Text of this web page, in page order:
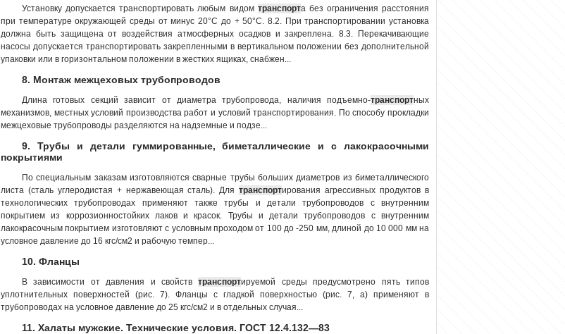
Установку допускается транспортировать любым видом транспорта без ограничения расстояния
при температуре окружающей среды от минус 20°С до + 50°С. 8.2. При транспортировании установка
должна быть защищена от воздействия атмосферных осадков и закреплена. 8.3. Перекачивающие
насосы допускается транспортировать закрепленными в вертикальном положении без дополнительной
упаковки или в горизонтальном положении в жестких ящиках, снабжен...
8. Монтаж межцеховых трубопроводов
Длина готовых секций зависит от диаметра трубопровода, наличия подъемно-транспортных
механизмов, местных условий производства работ и условий транспортирования. По способу прокладки
межцеховые трубопроводы разделяются на надземные и подзе...
9. Трубы и детали гуммированные, биметаллические и с лакокрасочными
покрытиями
По специальным заказам изготовляются сварные трубы больших диаметров из биметаллического
листа (сталь углеродистая + нержавеющая сталь). Длятранспортирования агрессивных продуктов в
технологических трубопроводах применяют также трубы и детали трубопроводов с внутренним
покрытием из коррозионностойких лаков и красок. Трубы и детали трубопроводов с внутренним
лакокрасочным покрытием изготовляют с условным проходом от 100 до -250 мм, длиной до 10 000 мм на
условное давление до 16 кгс/см2 и рабочую темпер...
10. Фланцы
В зависимости от давления и свойствтранспортируемой среды предусмотрено пять типов
уплотнительных поверхностей (рис. 7). Фланцы с гладкой поверхностью (рис. 7, а) применяют в
трубопроводах на условное давление до 25 кгс/см2 и в отдельных случая...
11. Халаты мужские. Технические условия. ГОСТ 12.4.132—83